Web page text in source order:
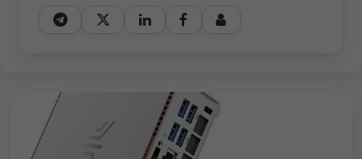
    